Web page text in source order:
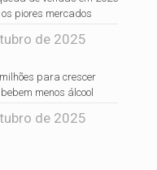
piores mercados
de 2025
para crescer
menos álcool
de 2025